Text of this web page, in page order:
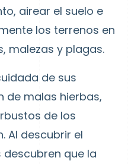
airear el suelo e
los terrenos en
malezas y plagas.
de sus
de malas hierbas,
de los
Al descubrir el
que la